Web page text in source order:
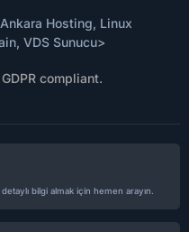
bilgi almak için hemen arayın.